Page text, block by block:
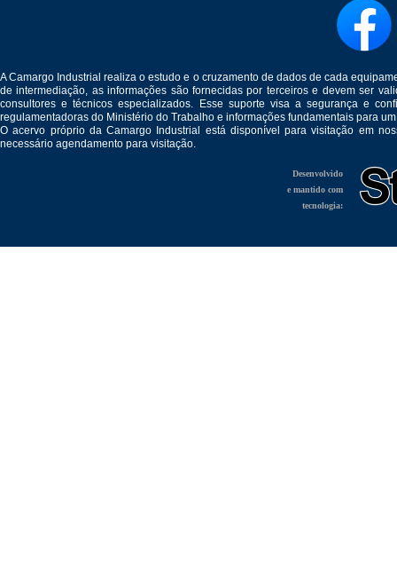
A Camargo Industrial realiza o estudo e o cruzamento de dados de cada
de intermediação, as informações são fornecidas por terceiros e devem ser
consultores e técnicos especializados. Esse suporte visa a segurança e
regulamentadoras do Ministério do Trabalho e informações fundamentais para
O acervo próprio da Camargo Industrial está disponível para visitação em
necessário agendamento para visitação.
Desenvolvido
e mantido com
tecnologia: